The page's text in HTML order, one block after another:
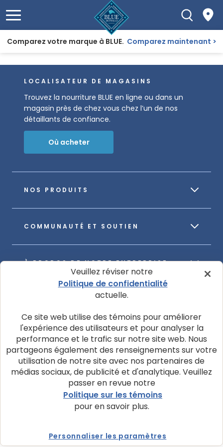
Comparez votre marque à BLUE. Comparez maintenant
NOS PRODUITS
COMMUNAUTÉ ET SOUTIEN
À PROPOS DE NOTRE ENTREPRISE
LOCALISATEUR DE MAGASINS
Trouvez la nourriture BLUE en ligne ou dans un
magasin près de chez vous chez l’un de nos
détaillants de confiance.
Où acheter
© 2026 La société Blue Buffalo ltée
Politique de confidentialité
Avis d’utilisation de témoins
Personnaliser les paramètres des témoins
Demandes de confidentialité des données
Conditions d'utilisation
Veuillez réviser notre
Politique de confidentialité
actuelle.
Ce site web utilise des témoins pour améliorer
l'expérience des utilisateurs et pour analyser la
performance et le trafic sur notre site web. Nous
partageons également des renseignements sur votre
utilisation de notre site avec nos partenaires de
médias sociaux, de publicité et d'analytique. Veuillez
passer en revue notre
Politique sur les témoins
pour en savoir plus.
Personnaliser les paramètres